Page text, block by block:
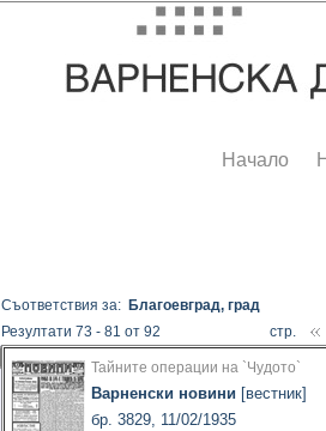
Начало
Съответствия за: Благоевград, град
Резултати 73 - 81 от 92
стр.
Тайните операции на `Чудото`
Варненски новини [вестник]
бр. 3829, 11/02/1935